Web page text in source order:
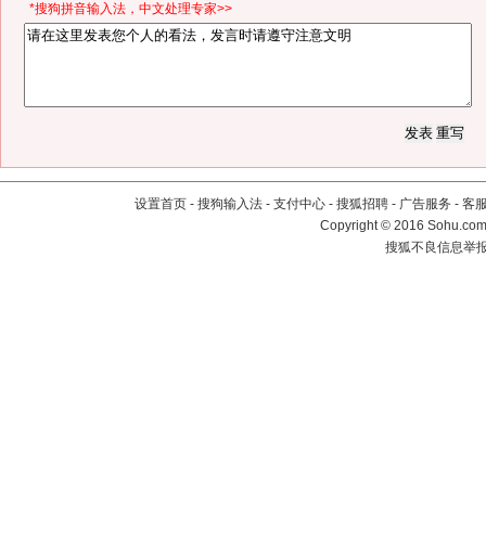
*搜狗拼音输入法，中文处理专家>>
设置首页 - 搜狗输入法 - 支付中心 - 搜狐招聘 - 广告服务 - 客
Copyright©2016
搜狐不良信息举